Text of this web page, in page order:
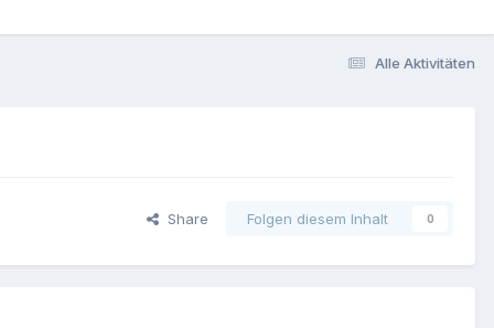
Alle Aktivitäten
Share Folgen diesem Inhalt 0